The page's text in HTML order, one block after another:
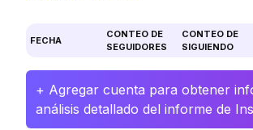
FECHA
CONTEO DE
SEGUIDORES
CONTEO DE
SIGUIENDO
+ Agregar cuenta para obtener
análisis detallado del informe de